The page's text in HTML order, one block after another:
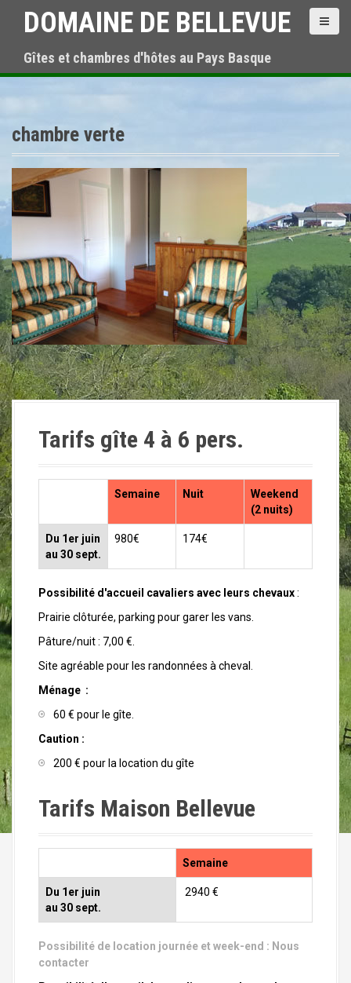
r
n
r
i
n
c
i
p
a
l
DOMAINE DE BELLEVUE
Gîtes et chambres d'hôtes au Pays Basque
chambre verte
Tarifs gîte 4 à 6 pers.
Semaine Nuit
Weekend
(2 nuits)
Du 1er juin
au 30 sept.
980€ 174€
Possibilité d'accueil cavaliers avec leurs chevaux:
Prairie clôturée, parking pour garer les vans.
Pâture/nuit : 7,00 €.
Site agréable pour les randonnées à cheval.
Ménage :
60 € pour le gîte.
Caution :
200 € pour la location du gîte
Tarifs Maison Bellevue
Semaine
Du 1er juin
au 30 sept.
2940 €
Possibilité de location journée et week-end : Nous
contacter